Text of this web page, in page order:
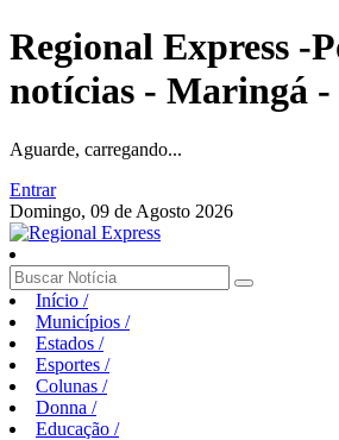
Regional Express -
notícias - Maringá -
Aguarde, carregando...
Entrar
Domingo, 09 de Agosto 2026
Início /
Municípios /
Estados /
Esportes /
Colunas /
Donna /
Educação /